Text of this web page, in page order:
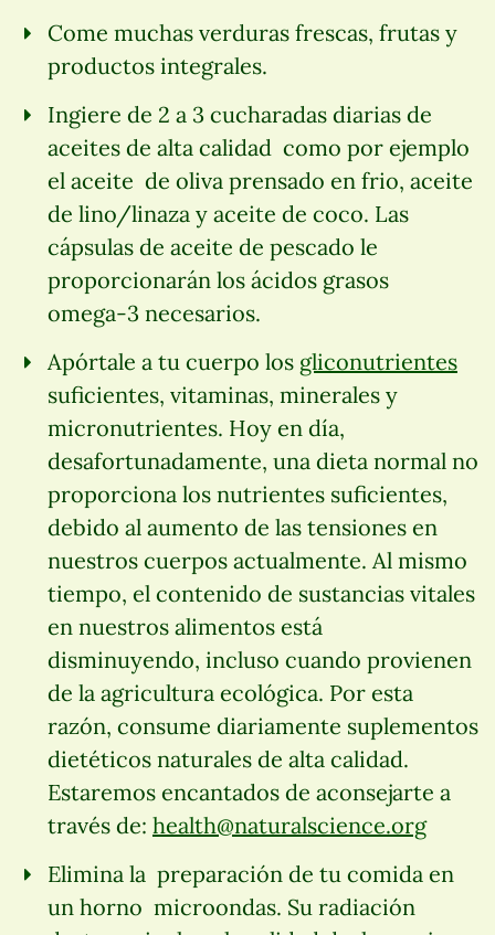
Come muchas verduras frescas, frutas y
productos integrales.
Ingiere de 2 a 3 cucharadas diarias de
aceites de alta calidad como por ejemplo
el aceite de oliva prensado en frio, aceite
de lino/linaza y aceite de coco. Las
cápsulas de aceite de pescado le
proporcionarán los ácidos grasos
omega-3 necesarios.
Apórtale a tu cuerpo los gliconutrientes
suficientes, vitaminas, minerales y
micronutrientes. Hoy en día,
desafortunadamente, una dieta normal no
proporciona los nutrientes suficientes,
debido al aumento de las tensiones en
nuestros cuerpos actualmente. Al mismo
tiempo, el contenido de sustancias vitales
en nuestros alimentos está
disminuyendo, incluso cuando provienen
de la agricultura ecológica. Por esta
razón, consume diariamente suplementos
dietéticos naturales de alta calidad.
Estaremos encantados de aconsejarte a
través de: health@naturalscience.org
Elimina la preparación de tu comida en
un horno microondas. Su radiación